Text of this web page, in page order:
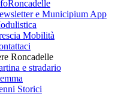
e Municipium App
Mobilità
Roncadelle
e stradario
Storici